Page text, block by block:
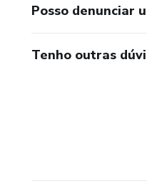
Posso denunciar
Tenho outras